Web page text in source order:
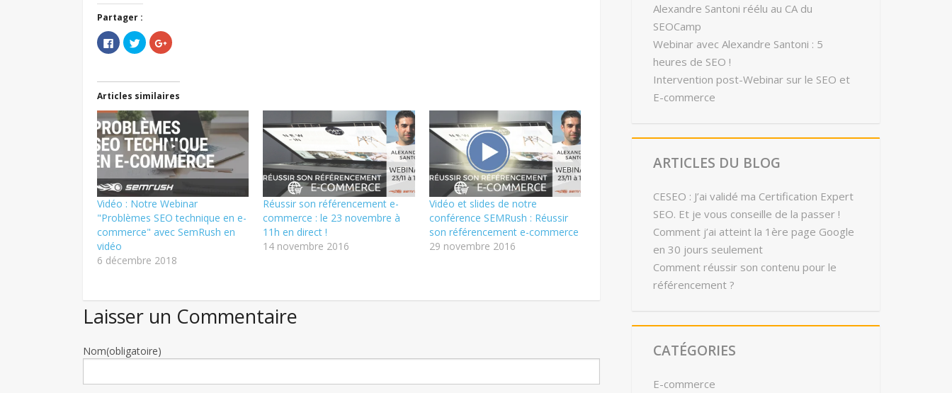
Partager :
Cliquez
pour
partager
dans
une
nouvelle
fenêtre)
Cliquez
pour
partager
dans
une
nouvelle
fenêtre)
Cliquez
pour
(ouvre
une
nouvelle
Articles similaires
Vidéo : Notre Webinar
"Problèmes SEO technique en e-
commerce" avec SemRush en
vidéo
6 décembre 2018
Réussir son référencement e-
commerce : le 23 novembre à
11h en direct !
14 novembre 2016
Vidéo et slides de notre
conférence SEMRush : Réussir
son référencement e-commerce
29 novembre 2016
Laisser un Commentaire
Nom(obligatoire)
Alexandre Santoni réélu au CA du
SEOCamp
Webinar avec Alexandre Santoni : 5
heures de SEO !
Intervention post-Webinar sur le SEO et
E-commerce
ARTICLES DU BLOG
CESEO : J’ai validé ma Certification Expert
SEO. Et je vous conseille de la passer !
Comment j’ai atteint la 1ère page Google
en 30 jours seulement
Comment réussir son contenu pour le
référencement ?
CATÉGORIES
E-commerce